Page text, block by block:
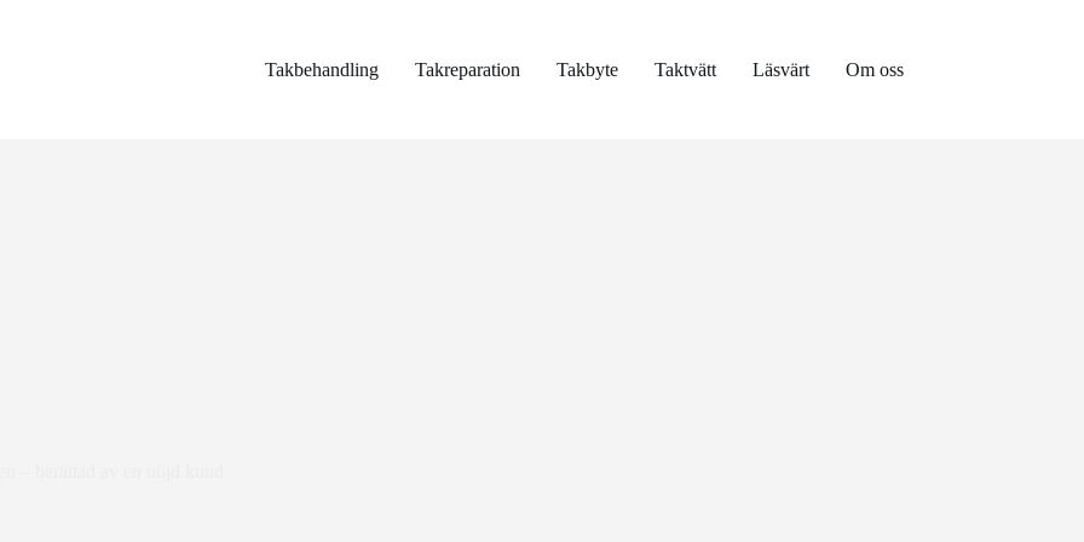
Takbehandling Takreparation Takbyte Taktvätt Läsvärt Om oss